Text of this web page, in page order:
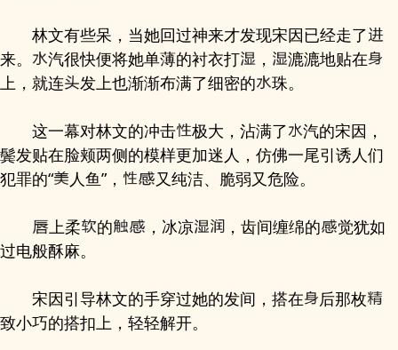
林文有些呆，当她回过神来才发现宋因已经走了
来。
汽很快便将她单薄的衬衣打 ，
漉漉地贴在
上，就连
发上也渐渐布满了细密的 珠。
这一幕对林文的冲击 极大，沾满了
汽的宋因，
鬓发贴在脸颊两侧的模样更加迷人，仿佛一尾引诱人们
犯罪的“
人鱼”， 又纯洁、脆弱又危险。
上柔 的 ，冰凉 ，齿间缠绵的
觉犹如
过电般酥麻。
宋因引导林文的手穿过她的发间，搭在
后那枚
致小巧的搭扣上，轻轻解开。